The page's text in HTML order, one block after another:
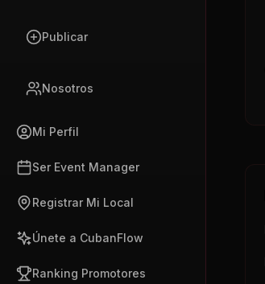
Publicar
Nosotros
Mi Perfil
Ser Event Manager
Registrar Mi Local
Únete a CubanFlow
Ranking Promotores